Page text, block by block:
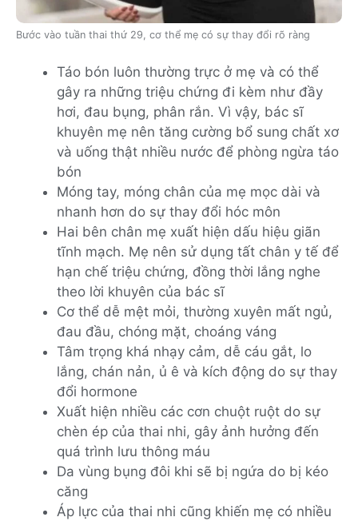
Bước vào tuần thai thứ 29, cơ thể mẹ có sự thay đổi rõ ràng
Táo bón luôn thường trực ở mẹ và có thể
gây ra những triệu chứng đi kèm như đầy
hơi, đau bụng, phân rắn. Vì vậy, bác sĩ
khuyên mẹ nên tăng cường bổ sung chất xơ
và uống thật nhiều nước để phòng ngừa táo
bón
Móng tay, móng chân của mẹ mọc dài và
nhanh hơn do sự thay đổi hóc môn
Hai bên chân mẹ xuất hiện dấu hiệu giãn
tĩnh mạch. Mẹ nên sử dụng tất chân y tế để
hạn chế triệu chứng, đồng thời lắng nghe
theo lời khuyên của bác sĩ
Cơ thể dễ mệt mỏi, thường xuyên mất ngủ,
đau đầu, chóng mặt, choáng váng
Tâm trọng khá nhạy cảm, dễ cáu gắt, lo
lắng, chán nản, ủ ê và kích động do sự thay
đổi hormone
Xuất hiện nhiều các cơn chuột ruột do sự
chèn ép của thai nhi, gây ảnh hưởng đến
quá trình lưu thông máu
Da vùng bụng đôi khi sẽ bị ngứa do bị kéo
căng
Áp lực của thai nhi cũng khiến mẹ có nhiều